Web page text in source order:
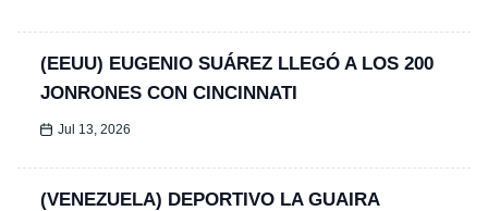
(EEUU) EUGENIO SUÁREZ LLEGÓ A LOS 200
JONRONES CON CINCINNATI
Jul 13, 2026
(VENEZUELA) DEPORTIVO LA GUAIRA